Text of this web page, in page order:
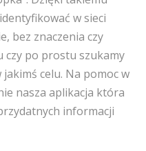
w sieci
bez znaczenia czy
po prostu szukamy
celu. Na pomoc w
nasza aplikacja która
informacji